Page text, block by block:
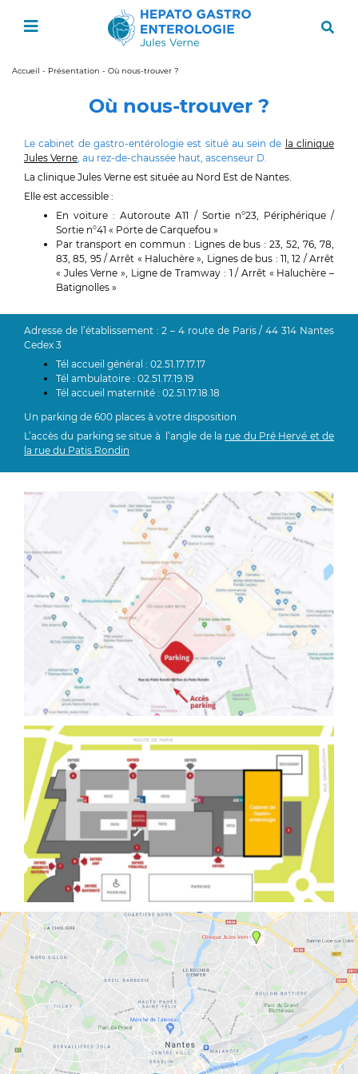
Accueil - Présentation - Où nous-trouver ?
Où nous-trouver ?
Le cabinet de gastro-entérologie est situé au sein de la clinique
Jules Verne , au rez-de-chaussée haut, ascenseur D.
La clinique Jules Verne est située au Nord Est de Nantes.
Elle est accessible :
En voiture : Autoroute A11 / Sortie n°23, Périphérique /
Sortie n°41 « Porte de Carquefou »
Par transport en commun : Lignes de bus : 23, 52, 76, 78,
83, 85, 95 / Arrêt « Haluchère », Lignes de bus : 11, 12 / Arrêt
« Jules Verne », Ligne de Tramway : 1 / Arrêt « Haluchère –
Batignolles »
Adresse de l’établissement : 2 – 4 route de Paris / 44 314 Nantes
Cedex 3
Tél accueil général : 02.51.17.17.17
Tél ambulatoire : 02.51.17.19.19
Tél accueil maternité : 02.51.17.18.18
Un parking de 600 places à votre disposition
L’accès du parking se situe à l’angle de la rue du Pré Hervé et de
la rue du Patis Rondin